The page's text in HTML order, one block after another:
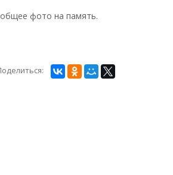
общее фото на память.